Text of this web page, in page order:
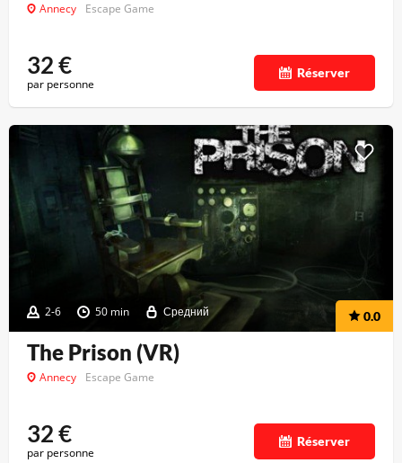
Annecy Escape Game
32€
par personne
Réserver
2-6 50 min Средний 0.0
The Prison (VR)
Annecy Escape Game
32€
par personne
Réserver